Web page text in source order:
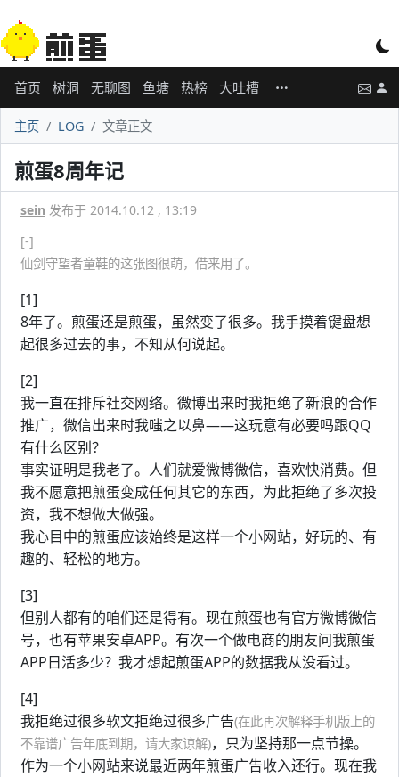
首页 树洞 无聊图 鱼塘 热榜 大吐槽
主页 LOG 文章正文
煎蛋8周年记
sein 发布于 2014.10.12 , 13:19
[-]
仙剑守望者童鞋的这张图很萌，借来用了。
[1]
8年了。煎蛋还是煎蛋，虽然变了很多。我手摸着键盘想
起很多过去的事，不知从何说起。
[2]
我一直在排斥社交网络。微博出来时我拒绝了新浪的合作
推广，微信出来时我嗤之以鼻——这玩意有必要吗跟QQ
有什么区别？
事实证明是我老了。人们就爱微博微信，喜欢快消费。但
我不愿意把煎蛋变成任何其它的东西，为此拒绝了多次投
资，我不想做大做强。
我心目中的煎蛋应该始终是这样一个小网站，好玩的、有
趣的、轻松的地方。
[3]
但别人都有的咱们还是得有。现在煎蛋也有官方微博微信
号，也有苹果安卓APP。有次一个做电商的朋友问我煎蛋
APP日活多少？我才想起煎蛋APP的数据我从没看过。
[4]
我拒绝过很多软文拒绝过很多广告(在此再次解释手机版上的
不靠谱广告年底到期，请大家谅解)，只为坚持那一点节操。
作为一个小网站来说最近两年煎蛋广告收入还行。现在我